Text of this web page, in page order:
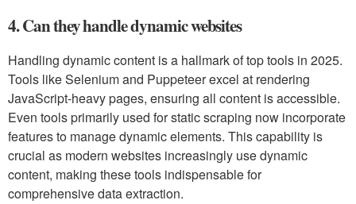
4. Can they handle dynamic websites
Handling dynamic content is a hallmark of top tools in 2025.
Tools like Selenium and Puppeteer excel at rendering
JavaScript-heavy pages, ensuring all content is accessible.
Even tools primarily used for static scraping now incorporate
features to manage dynamic elements. This capability is
crucial as modern websites increasingly use dynamic
content, making these tools indispensable for
comprehensive data extraction.